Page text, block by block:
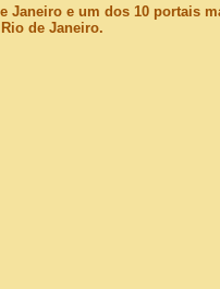
e um dos 10 portais
de Janeiro.